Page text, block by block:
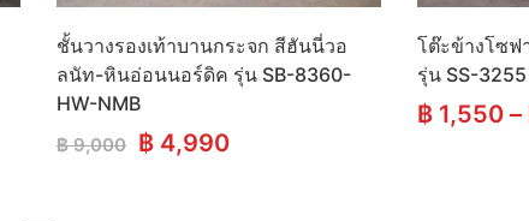
ชั้นวางรองเท้าบานกระจก สีฮันนี่วอ
ลนัท-หินอ่อนนอร์ดิค รุ่น SB-8360-
HW-NMB
฿9,000 Original
฿ 4,990Current
โต๊ะข้างโซฟ
รุ่น SS-3255
฿ 1,550 –